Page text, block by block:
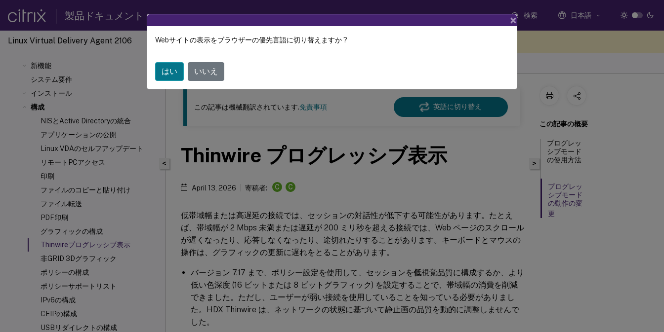
製品ドキュメント 検索 日本語
Linux Virtual Delivery Agent 2106
新機能
システム要件
インストール
構成
NISとActive Directoryの統合
アプリケーションの公開
Linux VDAのセルフアップデート
リモートPCアクセス
印刷
ファイルのコピーと貼り付け
ファイル転送
PDF印刷
グラフィックの構成
Thinwireプログレッシブ表示
非GRID 3Dグラフィック
ポリシーの構成
ポリシーサポートリスト
IPv6の構成
CEIPの構成
USBリダイレクトの構成
このコンテンツは動的に機械翻訳されています。
リナックス バーチャル デリバリー エージェント
<
この記事は機械翻訳されています.免責事項 英語に切り替え
Thinwire プログレッシブ表示
April 13, 2026 寄稿者: C C
低帯域幅または高遅延の接続では、セッションの対話性が低下する可能性があります。たとえ
ば、帯域幅が 2 Mbps 未満または遅延が 200 ミリ秒を超える接続では、Web ページのスクロール
が遅くなったり、応答しなくなったり、途切れたりすることがあります。キーボードとマウスの
操作は、グラフィックの更新に遅れをとることがあります。
バージョン 7.17 まで、ポリシー設定を使用して、セッションを低視覚品質に構成するか、より
低い色深度 (16 ビットまたは 8 ビットグラフィック) を設定することで、帯域幅の消費を削減
できました。ただし、ユーザーが弱い接続を使用していることを知っている必要がありまし
た。HDX Thinwire は、ネットワークの状態に基づいて静止画の品質を動的に調整しませんで
した。
>
この記事の概要
プログレッ
シブモード
の使用方法
プログレッ
シブモード
の動作の変
更
×
Webサイトの表示をブラウザーの優先言語に切り替えますか ?
はい いいえ